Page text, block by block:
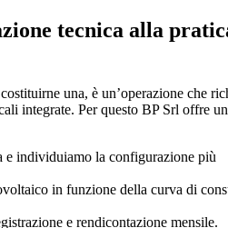
tecnica alla
una, è un’operazione che
integrate. Per questo BP Srl offre un
e individuiamo la configurazione più
in funzione della curva di
e rendicontazione mensile.